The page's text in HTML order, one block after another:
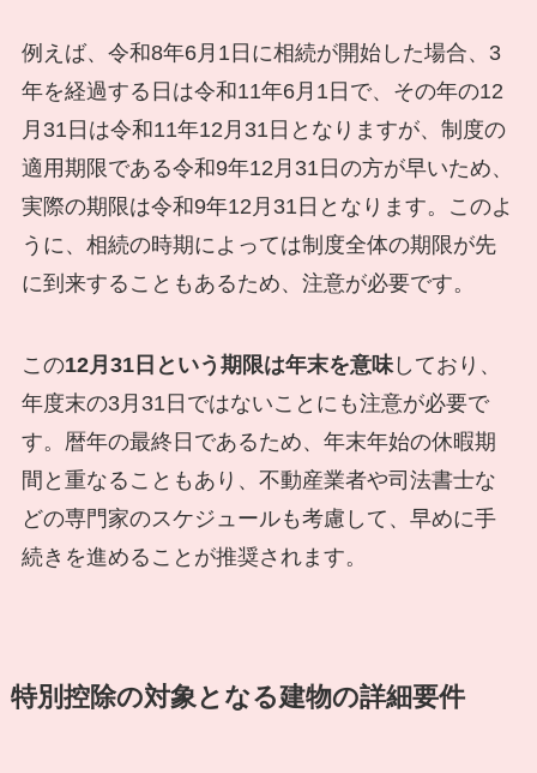
例えば、令和8年6月1日に相続が開始した場合、3
年を経過する日は令和11年6月1日で、その年の12
月31日は令和11年12月31日となりますが、制度の
適用期限である令和9年12月31日の方が早いため、
実際の期限は令和9年12月31日となります。このよ
うに、相続の時期によっては制度全体の期限が先
に到来することもあるため、注意が必要です。
この12月31日という期限は年末を意味しており、
年度末の3月31日ではないことにも注意が必要で
す。暦年の最終日であるため、年末年始の休暇期
間と重なることもあり、不動産業者や司法書士な
どの専門家のスケジュールも考慮して、早めに手
続きを進めることが推奨されます。
特別控除の対象となる建物の詳細要件